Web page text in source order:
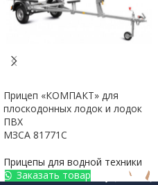
Прицеп «КОМПАКТ» для
плоскодонных лодок и лодок
ПВХ
МЗСА 81771С
Прицепы для водной техники
Заказать товар